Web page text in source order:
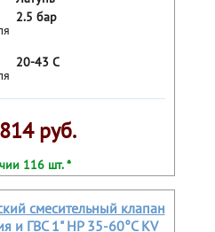
2.5 бар
20-43 С
руб.
116 шт. *
смесительный клапан
и ГВС 1" НР 35-60°С KV